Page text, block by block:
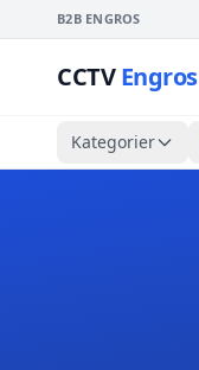
B2B ENGROS
CCTVEngros
Kategorier